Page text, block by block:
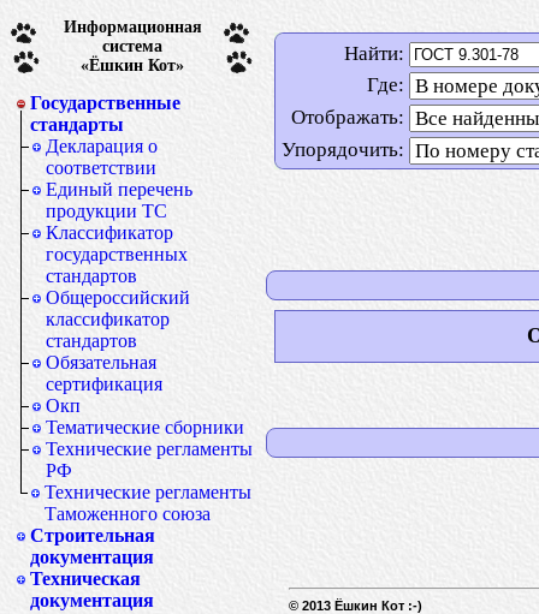
Информационная
система
«Ёшкин Кот»
Государственные
стандарты
Декларация о
соответствии
Единый перечень
продукции ТС
Классификатор
государственных
стандартов
Общероссийский
классификатор
стандартов
Обязательная
сертификация
Окп
Тематические сборники
Технические регламенты
РФ
Технические регламенты
Таможенного союза
Строительная
документация
Техническая
документация
Найти:
Где:
Отображать:
Упорядочить:
© 2013 Ёшкин Кот :-)